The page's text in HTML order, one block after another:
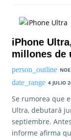
iPhone
millones de
4 JULIO
Se rumorea que
Ultra, debutará
septiembre.
informe afirma